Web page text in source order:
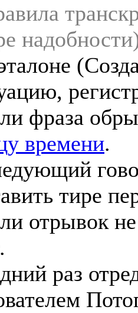
фраза
времени.
тире
отрывок
раз